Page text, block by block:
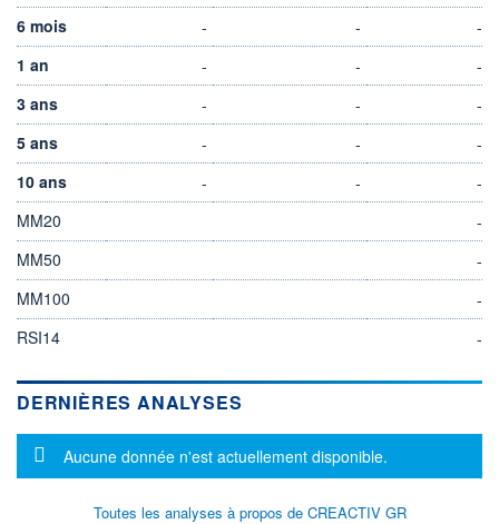
6 mois
- -
-
1 an
- -
-
3 ans
- -
-
5 ans
- -
-
10 ans
- -
-
MM20
-
MM50
-
MM100
-
RSI14
-
DERNIÈRES ANALYSES
Message d'information
Aucune donnée n'est actuellement disponible.
Toutes les analyses à propos de CREACTIV GR